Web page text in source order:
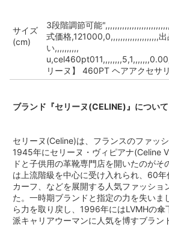
サイズ
(cm)
3段階調節可能
式価格,121000,0,,,,,,,,,,,,,,,,,,,,
い,,,,,,,,,,
リーヌ】 460PT ヘアアクセサ
ブランド『セリーヌ(CELINE)』について
セリーヌ(Celine)は、フランスのファッシ
1945年にセリーヌ・ヴィピアナ(Celine
ドと子供用の革靴専門店を開いたのがそ
は上流階級を中心に受け入れられ、60
カーフ、などを展開する人気ファッショ
た。一時期ブランドと指定の力を失いま
ら力を取り戻し、1996年にはLVMHの傘
派キャリアウーマンに人気を博すブラン